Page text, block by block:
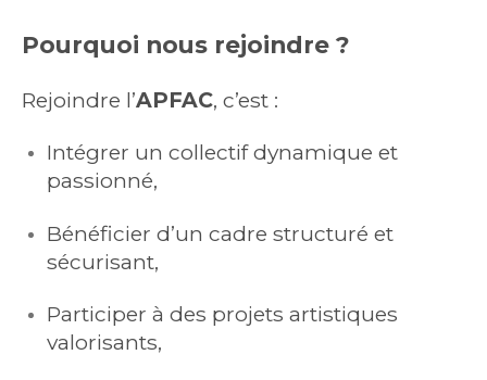
Pourquoi nous rejoindre ?
Rejoindre l’APFAC, c’est :
Intégrer un collectif dynamique et
passionné,
Bénéficier d’un cadre structuré et
sécurisant,
Participer à des projets artistiques
valorisants,